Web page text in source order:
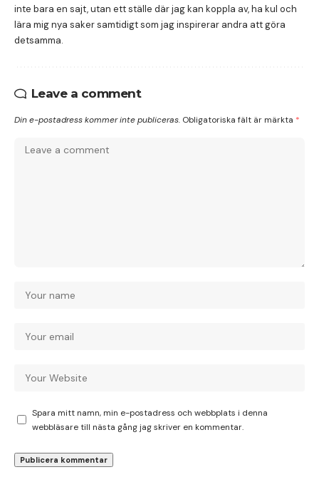
inte bara en sajt, utan ett ställe där jag kan koppla av, ha kul och
lära mig nya saker samtidigt som jag inspirerar andra att göra
detsamma.
Leave a comment
Din e-postadress kommer inte publiceras. Obligatoriska fält är märkta *
Spara mitt namn, min e-postadress och webbplats i denna
webbläsare till nästa gång jag skriver en kommentar.